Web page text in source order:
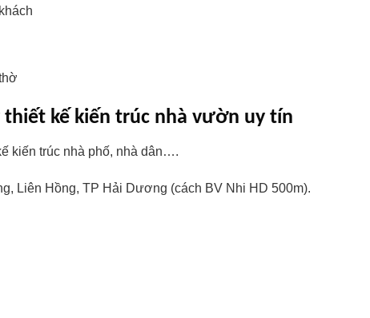
thiết kế kiến trúc nhà vườn uy tín
kiến trúc nhà phố, nhà dân….
Liên Hồng, TP Hải Dương (cách BV Nhi HD 500m).